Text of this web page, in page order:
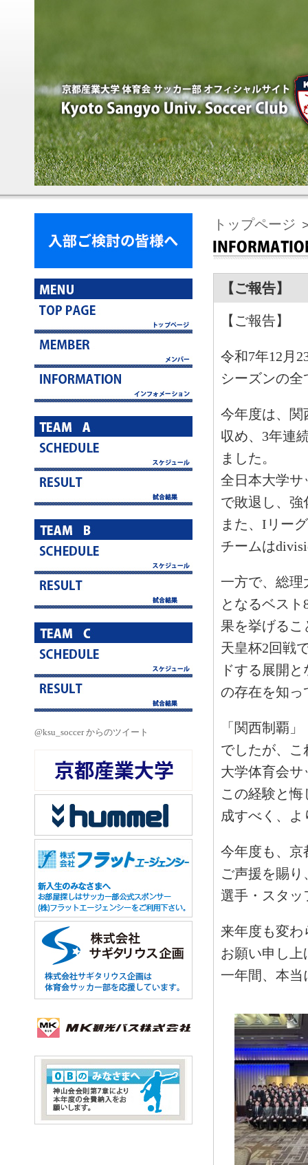
@ksu_soccer からのツイート
トップページ
【ご報告】
【ご報告】
令和7年12月
シーズンの
今年度は、関
収め、3年連
ました。
全日本大学サ
で敗退し、
また、Iリー
チームは
一方で、総
となるベス
果を挙げるこ
天皇杯2回戦
ドする展開
の存在を知っ
「関西制覇
でしたが、
大学体育会
この経験と
成すべく、
今年度も、京
ご声援を賜
選手・スタッ
来年度も変
お願い申し上
一年間、本